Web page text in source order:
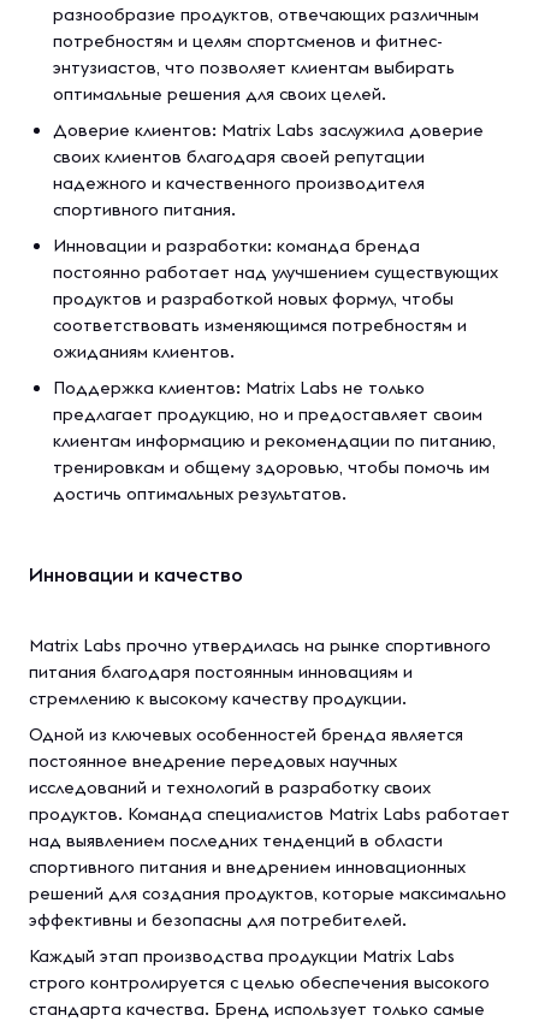
разнообразие продуктов, отвечающих различным
потребностям и целям спортсменов и фитнес-
энтузиастов, что позволяет клиентам выбирать
оптимальные решения для своих целей.
Доверие клиентов: Matrix Labs заслужила доверие
своих клиентов благодаря своей репутации
надежного и качественного производителя
спортивного питания.
Инновации и разработки: команда бренда
постоянно работает над улучшением существующих
продуктов и разработкой новых формул, чтобы
соответствовать изменяющимся потребностям и
ожиданиям клиентов.
Поддержка клиентов: Matrix Labs не только
предлагает продукцию, но и предоставляет своим
клиентам информацию и рекомендации по питанию,
тренировкам и общему здоровью, чтобы помочь им
достичь оптимальных результатов.
Инновации и качество
Matrix Labs прочно утвердилась на рынке спортивного
питания благодаря постоянным инновациям и
стремлению к высокому качеству продукции.
Одной из ключевых особенностей бренда является
постоянное внедрение передовых научных
исследований и технологий в разработку своих
продуктов. Команда специалистов Matrix Labs работает
над выявлением последних тенденций в области
спортивного питания и внедрением инновационных
решений для создания продуктов, которые максимально
эффективны и безопасны для потребителей.
Каждый этап производства продукции Matrix Labs
строго контролируется с целью обеспечения высокого
стандарта качества. Бренд использует только самые